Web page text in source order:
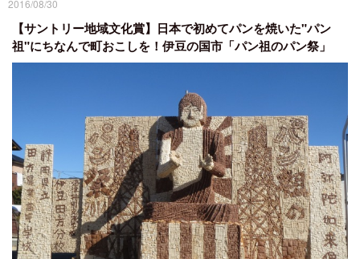
2016/08/30
【サントリー地域文化賞】日本で初めてパンを焼いた"パン
祖"にちなんで町おこしを！伊豆の国市「パン祖のパン祭」